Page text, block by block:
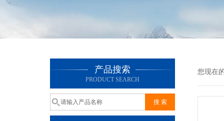
产品搜索
PRODUCT SEARCH
您现在